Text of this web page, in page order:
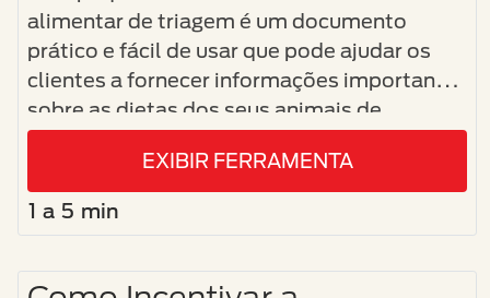
alimentar de triagem é um documento
prático e fácil de usar que pode ajudar os
clientes a fornecer informações importantes
sobre as dietas dos seus animais de
estimação.
EXIBIR FERRAMENTA
1 a 5 min